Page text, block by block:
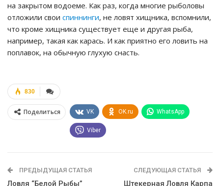
на закрытом водоеме. Как раз, когда многие рыболовы
отложили свои спиннинги, не ловят хищника, вспомнили,
что кроме хищника существует еще и другая рыба,
например, такая как карась. И как приятно его ловить на
поплавок, на обычную глухую снасть.
830
Поделиться VK OK.ru WhatsApp
Viber
ПРЕДЫДУЩАЯ СТАТЬЯ
Ловля “Белой Рыбы”
СЛЕДУЮЩАЯ СТАТЬЯ
Штекерная Ловля Карпа